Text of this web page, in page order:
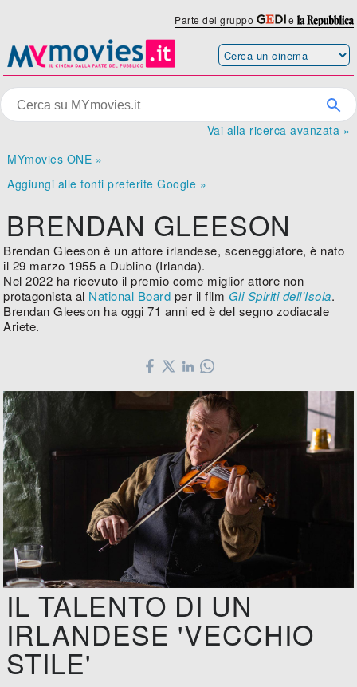
Parte del gruppo e
Vai alla ricerca avanzata »
MYmovies ONE »
Aggiungi alle fonti preferite Google »
BRENDAN GLEESON
Brendan Gleeson è un attore irlandese, sceneggiatore, è nato
il 29 marzo 1955 a Dublino (Irlanda).
Nel 2022 ha ricevuto il premio come miglior attore non
protagonista al National Board per il film Gli Spiriti dell'Isola.
Brendan Gleeson ha oggi 71 anni ed è del segno zodiacale
Ariete.
IL TALENTO DI UN
IRLANDESE 'VECCHIO
STILE'